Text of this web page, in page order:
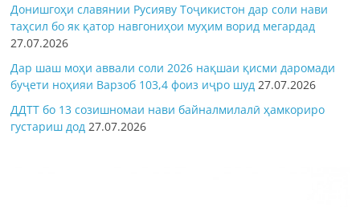
Донишгоҳи славянии Русияву Тоҷикистон дар соли нави
таҳсил бо як қатор навгониҳои муҳим ворид мегардад
27.07.2026
Дар шаш моҳи аввали соли 2026 нақшаи қисми даромади
буҷети ноҳияи Варзоб 103,4 фоиз иҷро шуд 27.07.2026
ДДТТ бо 13 созишномаи нави байналмилалӣ ҳамкориро
густариш дод 27.07.2026